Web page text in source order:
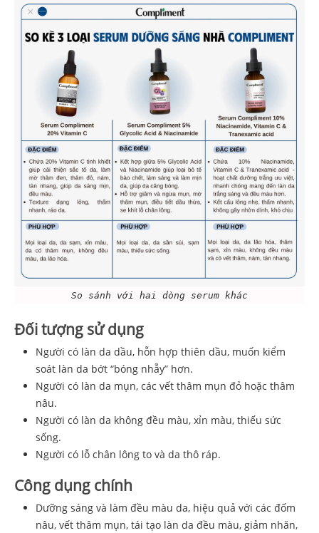
So sánh với hai dòng serum khác
Đối tượng sử dụng
Người có làn da dầu, hỗn hợp thiên dầu, muốn kiểm
soát làn da bớt “bóng nhẫy” hơn.
Người có làn da mụn, các vết thâm mụn đỏ hoặc thâm
nâu.
Người có làn da không đều màu, xỉn màu, thiếu sức
sống.
Người có lỗ chân lông to và da thô ráp.
Công dụng chính
Dưỡng sáng và làm đều màu da, hiệu quả với các đốm
nâu, vết thâm mụn, tái tạo làn da đều màu, giảm nhăn,